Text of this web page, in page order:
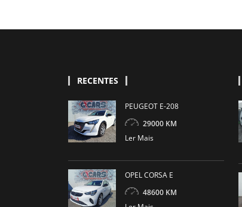
RECENTES
PEUGEOT E-208
29000 KM
Ler Mais
OPEL CORSA E
48600 KM